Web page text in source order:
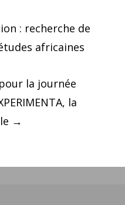
: recherche de
africaines
la journée
la
→